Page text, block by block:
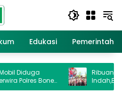
Edukasi
Bone
Ribuan Pelajar
Indah,Bupati
Sejak Dini